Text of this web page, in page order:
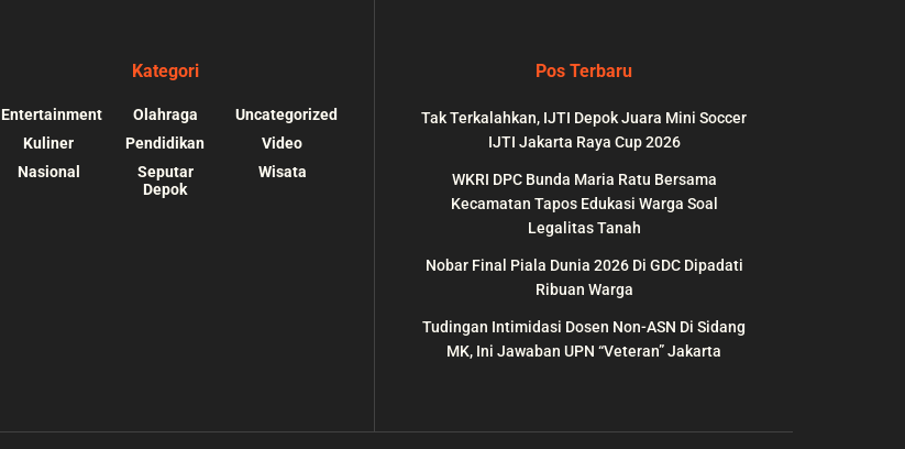
Kategori
Entertainment
Kuliner
Nasional
Olahraga
Pendidikan
Seputar
Depok
Uncategorized
Video
Wisata
Pos Terbaru
Tak Terkalahkan, IJTI Depok Juara Mini Soccer
IJTI Jakarta Raya Cup 2026
WKRI DPC Bunda Maria Ratu Bersama
Kecamatan Tapos Edukasi Warga Soal
Legalitas Tanah
Nobar Final Piala Dunia 2026 Di GDC Dipadati
Ribuan Warga
Tudingan Intimidasi Dosen Non-ASN Di Sidang
MK, Ini Jawaban UPN “Veteran” Jakarta
/home/u7064241/public_html/depokupdate.co/wp-on 991